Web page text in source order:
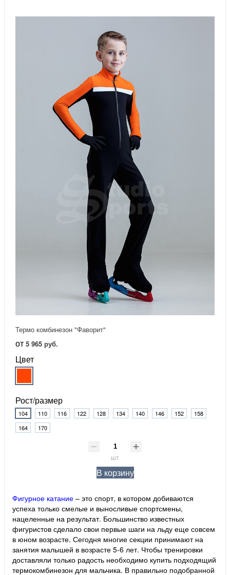
Термо комбинезон "Фаворит"
от 5 965 руб.
Цвет
Рост/размер
104 110 116 122 128 134 140 146 152
158
164
170
шт
В корзину
Фигурное катание – это спорт, в котором добиваются
успеха только смелые и выносливые спортсмены,
нацеленные на результат. Большинство известных
фигуристов сделало свои первые шаги на льду еще совсем
в юном возрасте. Сегодня многие секции принимают на
занятия малышей в возрасте 5-6 лет. Чтобы тренировки
доставляли только радость необходимо купить подходящий
термокомбинезон для мальчика. В правильно подобранной